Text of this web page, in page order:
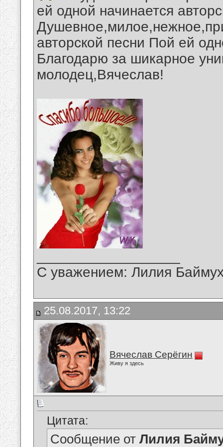
ей одной начинается
авторской песни Пой ей
Благодарю за шикарное
молодец,Вячеслав!
С уважением: Лилия
25.08.2017, 13:22
Вячеслав Серёгин
Живу я здесь
Цитата:
Сообщение от Лилия